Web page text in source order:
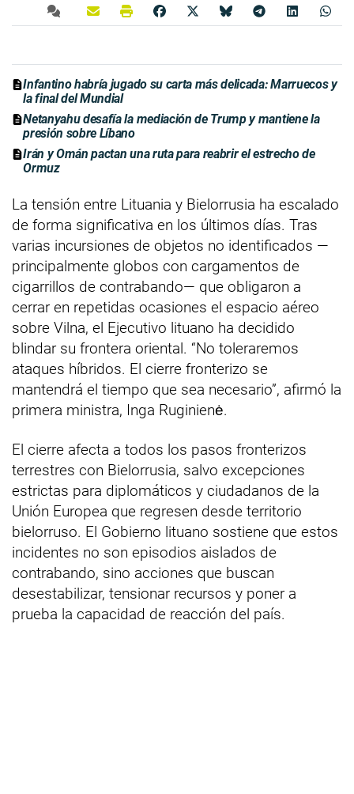
Infantino habría jugado su carta más delicada: Marruecos y
la final del Mundial
Netanyahu desafía la mediación de Trump y mantiene la
presión sobre Líbano
Irán y Omán pactan una ruta para reabrir el estrecho de
Ormuz
La tensión entre Lituania y Bielorrusia ha escalado
de forma significativa en los últimos días. Tras
varias incursiones de objetos no identificados —
principalmente globos con cargamentos de
cigarrillos de contrabando— que obligaron a
cerrar en repetidas ocasiones el espacio aéreo
sobre Vilna, el Ejecutivo lituano ha decidido
blindar su frontera oriental. “No toleraremos
ataques híbridos. El cierre fronterizo se
mantendrá el tiempo que sea necesario”, afirmó la
primera ministra, Inga Ruginienė.
El cierre afecta a todos los pasos fronterizos
terrestres con Bielorrusia, salvo excepciones
estrictas para diplomáticos y ciudadanos de la
Unión Europea que regresen desde territorio
bielorruso. El Gobierno lituano sostiene que estos
incidentes no son episodios aislados de
contrabando, sino acciones que buscan
desestabilizar, tensionar recursos y poner a
prueba la capacidad de reacción del país.